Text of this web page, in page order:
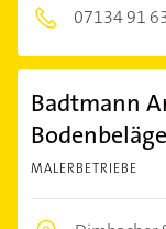
07134 91
Badtmann
Bodenbeläge
MALERBETRIEBE